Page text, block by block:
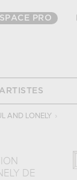
PRO
ARTISTES
AND LONELY ›
DE